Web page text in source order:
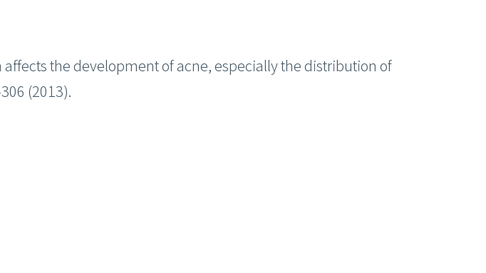
affects the development of acne, especially the distribution of
(2013).